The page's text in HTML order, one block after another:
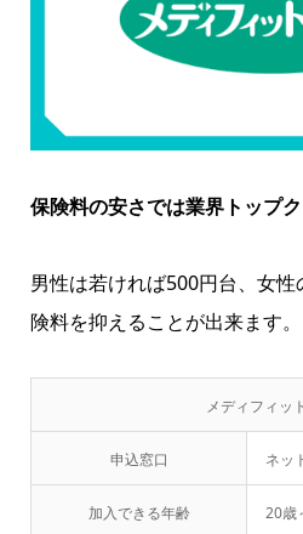
保険料の安さでは業界トップ
男性は若ければ500円台、女
険料を抑えることが出来ます。
メディフィッ
申込窓口 ネッ
加入できる年齢 20歳